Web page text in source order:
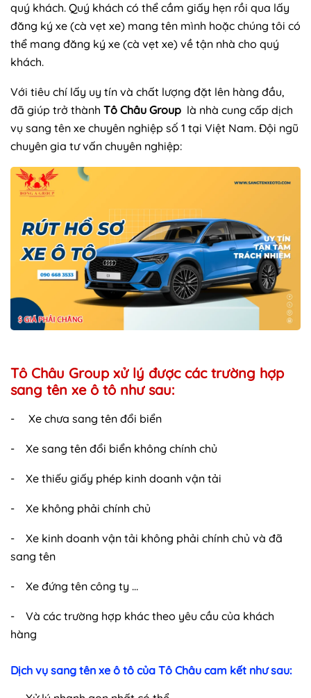
quý khách. Quý khách có thể cầm giấy hẹn rồi qua lấy
đăng ký xe (cà vẹt xe) mang tên mình hoặc chúng tôi có
thể mang đăng ký xe (cà vẹt xe) về tận nhà cho quý
khách.
Với tiêu chí lấy uy tín và chất lượng đặt lên hàng đầu,
đã giúp trở thành Tô Châu Group là nhà cung cấp dịch
vụ sang tên xe chuyên nghiệp số 1 tại Việt Nam. Đội ngũ
chuyên gia tư vấn chuyên nghiệp:
Tô Châu Group xử lý được các trường hợp
sang tên xe ô tô như sau:
- Xe chưa sang tên đổi biển
- Xe sang tên đổi biển không chính chủ
- Xe thiếu giấy phép kinh doanh vận tải
- Xe không phải chính chủ
- Xe kinh doanh vận tải không phải chính chủ và đã
sang tên
- Xe đứng tên công ty …
- Và các trường hợp khác theo yêu cầu của khách
hàng
Dịch vụ sang tên xe ô tô của Tô Châu cam kết như sau: